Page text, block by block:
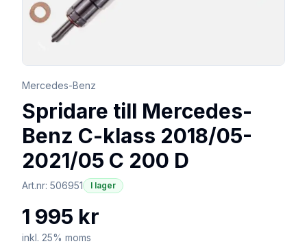
Mercedes-Benz
Spridare till Mercedes-
Benz C-klass 2018/05-
2021/05 C 200 D
Art.nr: 506951 I lager
1 995 kr
inkl. 25% moms